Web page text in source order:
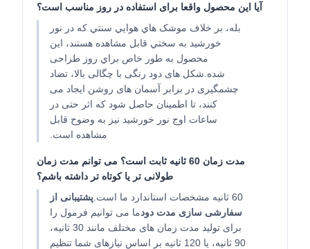
آیا این محصول واقعا برای استفاده در روز مناسب است؟
بله، بر خلاف موشک هاي هوايي سنتي که در نور
خورشيد به سختي قابل مشاهده هستند، اين
محصول به طور خاص براي روز طراحی
شده.شکل های دود رنگی با چگالی بالا، تضاد
چشمگیری در برابر آسمان های روشن ایجاد می
کنند، تا اطمینان حاصل شود که اثر حتی در
ساعات اوج نور خورشید نیز به وضوح قابل
مشاهده است.
مدت زمان 60 ثانیه ثابت است؟ می توانم مدت زمان
طولانی تر یا کوتاه تر داشته باشم؟
60 ثانیه مشخصات استاندارد ما است.
پشتیبانی از
سفارشی سازی مدت دودما می توانیم فرمول را
برای تولید مدت زمان های مختلف مانند 30 ثانیه،
90 ثانیه، یا 120 ثانیه بر اساس نیازهای شما تنظیم